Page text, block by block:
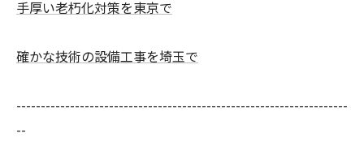
手厚い老朽化対策を東京で
確かな技術の設備工事を埼玉で
--------------------------------------------------------------------
--